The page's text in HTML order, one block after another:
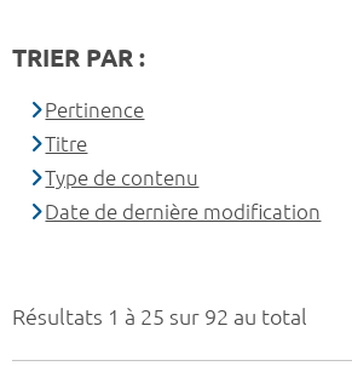
Résultats 1 à 25 sur 92 au total
TRIER PAR :
Pertinence
Titre
Type de contenu
Date de dernière modification